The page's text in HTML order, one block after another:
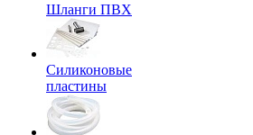
Шланги ПВХ
Силиконовые
пластины